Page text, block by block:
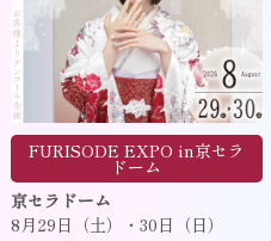
FURISODE EXPO in京セラ
ドーム
京セラドーム
8月29日（土）・30日（日）